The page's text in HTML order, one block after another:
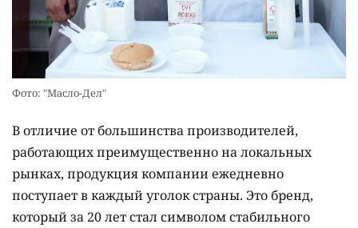
Фото: "Масло-Дел"
В отличие от большинства производителей,
работающих преимущественно на локальных
рынках, продукция компании ежедневно
поступает в каждый уголок страны. Это бренд,
который за 20 лет стал символом стабильного